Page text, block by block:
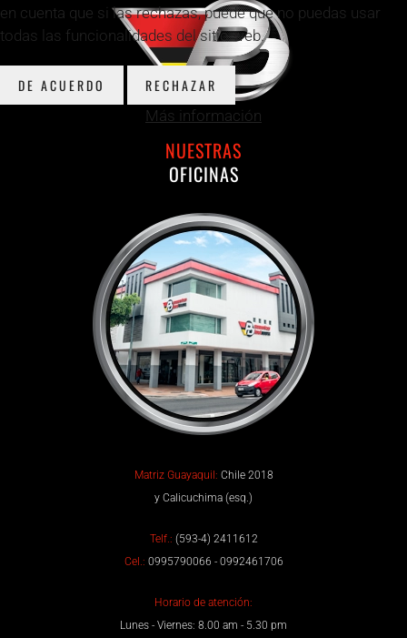
NUESTRAS
OFICINAS
Matriz Guayaquil: Chile 2018
y Calicuchima (esq.)
Telf.: (593-4) 2411612
Cel.: 0995790066 - 0992461706
Horario de atención:
Lunes - Viernes: 8.00 am - 5.30 pm
en cuenta que si las rechazas, puede que no puedas usar
todas las funcionalidades del sitio web.
DE ACUERDO RECHAZAR
Más información